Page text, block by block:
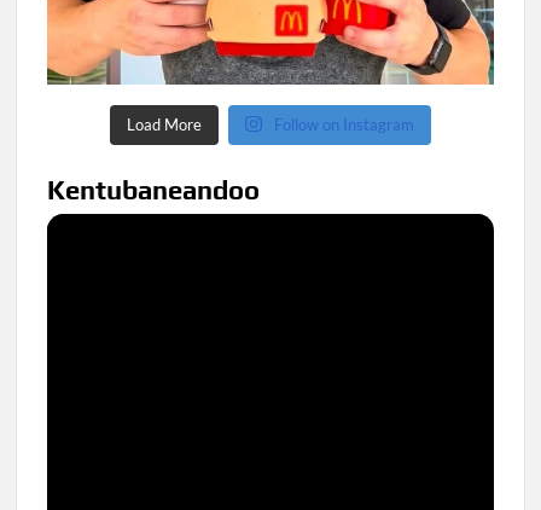
Load More Follow on Instagram
Kentubaneandoo